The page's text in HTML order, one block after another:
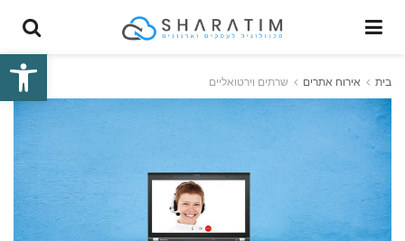
פתח
בית אירוח אתרים שרתים וירטואליים